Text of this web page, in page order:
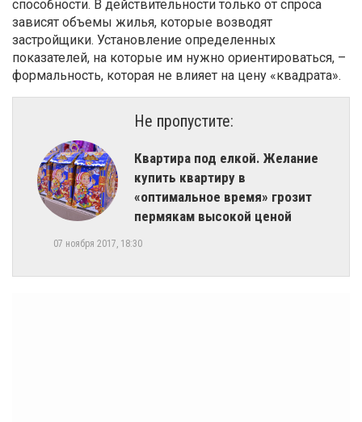
способности. В действительности только от спроса
зависят объемы жилья, которые возводят
застройщики. Установление определенных
показателей, на которые им нужно ориентироваться, –
формальность, которая не влияет на цену «квадрата».
Не пропустите:
Квартира под елкой. Желание
купить квартиру в
«оптимальное время» грозит
пермякам высокой ценой
07 ноября 2017, 18:30